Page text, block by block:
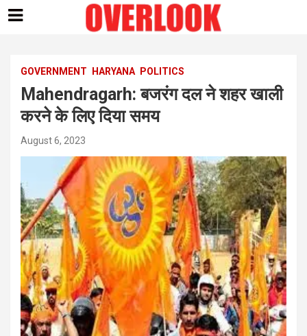
contentGOVERNMENT HARYANA POLITICS
Mahendragarh: बजरंग दल ने शहर खाली
करने के लिए दिया समय
August 6, 2023